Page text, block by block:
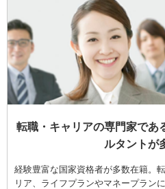
転職・キャリアの専門家であ
ルタントが
経験豊富な国家資格者が多数在籍。
リア、ライフプランやマネープラン